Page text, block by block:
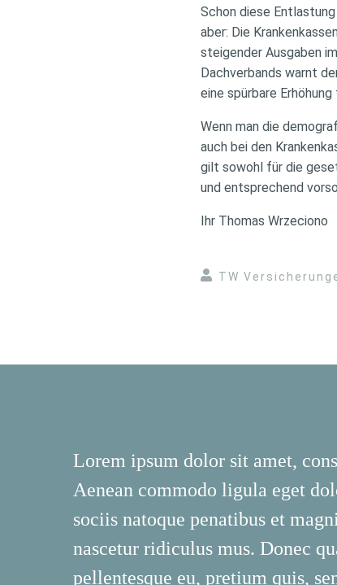
Schon diese
aber: Die
steigender Ausgaben
Dachverbands warnt
eine spürbare Erhöhung
Wenn man die
auch bei den
gilt sowohl für die
und entsprechend
Ihr Thomas Wrzeciono
TW
Lorem ipsum dolor sit amet,
Aenean commodo ligula eget
sociis natoque penatibus et
nascetur ridiculus mus. Donec
pellentesque eu, pretium quis,